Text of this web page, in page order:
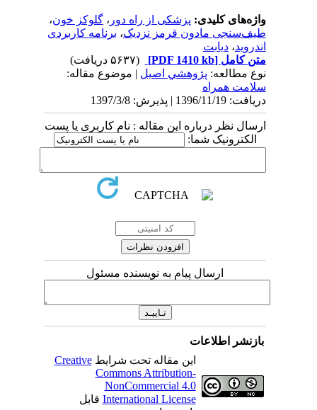
واژه‌های کلیدی:پزشکی از راه دور، گلوکز خون،
طیف‌سنجی مادون قرمز نزدیک،برنامه کاربردی
اندروید،دیابت
متن کامل[PDF 1410 kb]
نوع مطالعه:پژوهشي اصیل| موضوع مقاله:
سلامت همراه
دریافت: 1396/11/19 | پذیرش: 1397/3/8
ارسال نظر درباره این مقاله : نام کاربری یا پست
الکترونیک شما:
ارسال پیام به نویسنده مسئول
بازنشر اطلاعات
این مقاله تحت شرایطCreative
Commons Attribution-
NonCommercial 4.0
International Licenseقابل